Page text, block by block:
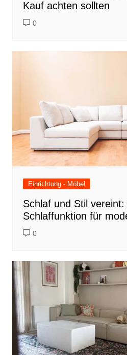
Kauf achten sollten
0
Einrichtung - Möbel
Schlaf und Stil
Schlaffunktion für
0